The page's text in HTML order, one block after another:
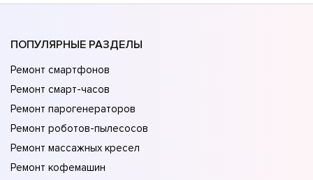
ПОПУЛЯРНЫЕ РАЗДЕЛЫ
Ремонт смартфонов
Ремонт смарт-часов
Ремонт парогенераторов
Ремонт роботов-пылесосов
Ремонт массажных кресел
Ремонт кофемашин